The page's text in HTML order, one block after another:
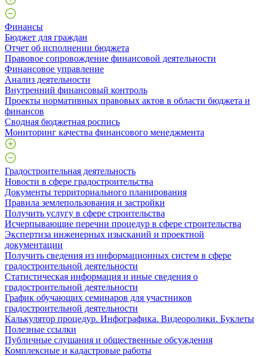
Финансы
Бюджет для граждан
Отчет об исполнении бюджета
Правовое сопровождение финансовой деятельности
Финансовое управление
Анализ деятельности
Внутренний финансовый контроль
Проекты нормативных правовых актов в области бюджета и
финансов
Сводная бюджетная роспись
Мониторинг качества финансового менеджмента
Градостроительная деятельность
Новости в сфере градостроительства
Документы территориального планирования
Правила землепользования и застройки
Получить услугу в сфере строительства
Исчерпывающие перечни процедур в сфере строительства
Экспертиза инженерных изысканий и проектной
документации
Получить сведения из информационных систем в сфере
градостроительной деятельности
Статистическая информация и иные сведения о
градостроительной деятельности
График обучающих семинаров для участников
градостроительной деятельности
Калькулятор процедур. Инфографика. Видеоролики. Буклеты
Полезные ссылки
Публичные слушания и общественные обсуждения
Комплексные и кадастровые работы